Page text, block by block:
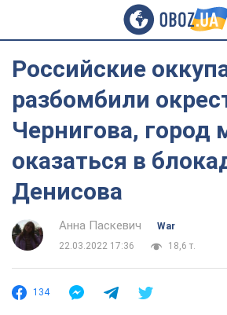
Российские
разбомбили
Чернигова, город
оказаться в
Денисова
Анна Паскевич
War
22.03.2022 17:36
18,6 т.
134